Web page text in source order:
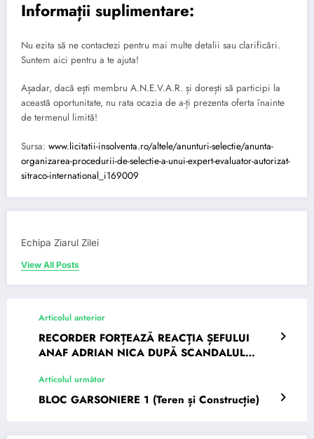
Informații suplimentare:
Nu ezita să ne contactezi pentru mai multe detalii sau clarificări.
Suntem aici pentru a te ajuta!
Așadar, dacă ești membru A.N.E.V.A.R. și dorești să participi la
această oportunitate, nu rata ocazia de a-ți prezenta oferta înainte
de termenul limită!
Sursa: www.licitatii-insolventa.ro/altele/anunturi-selectie/anunta-
organizarea-procedurii-de-selectie-a-unui-expert-evaluator-autorizat-
sitraco-international_i169009
Echipa Ziarul Zilei
View All Posts
Articolul anterior
RECORDER FORȚEAZĂ REACȚIA ȘEFULUI
ANAF ADRIAN NICA DUPĂ SCANDALUL
Articolul următor
BLOC GARSONIERE 1 (Teren și Construcție)